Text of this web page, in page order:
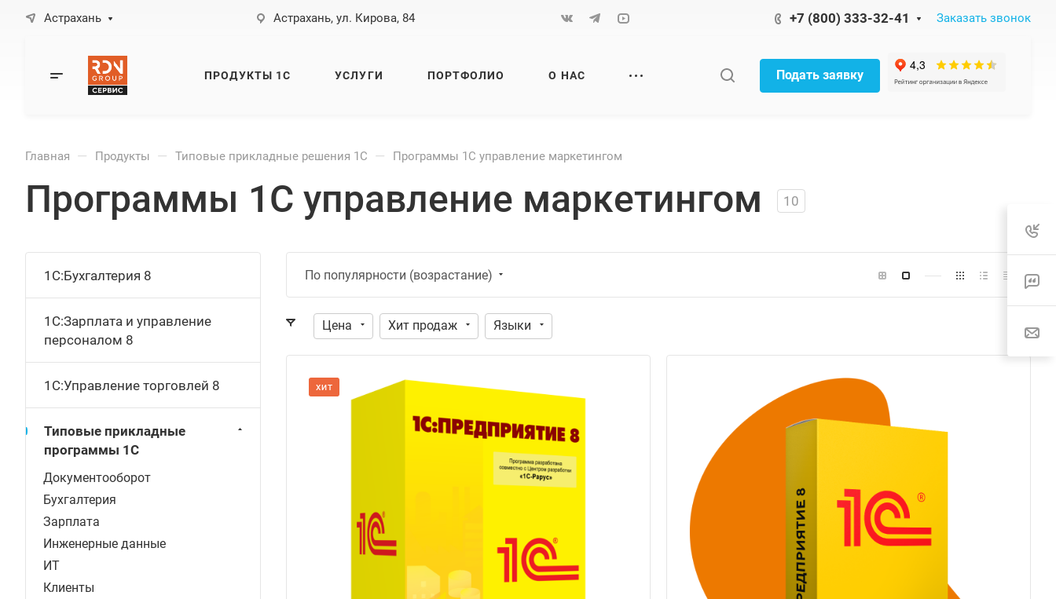
Астрахань Астрахань, ул. Кирова, 84 +7 (800) 333-32-41 Заказать звонок
ПРОДУКТЫ 1С УСЛУГИ ПОРТФОЛИО О НАС Подать заявку
Главная — Продукты — Типовые прикладные решения 1С — Программы 1С управление маркетингом
Программы 1С управление маркетингом 10
По популярности (возрастание)
Цена Хит продаж Языки
ХИТ
1С:Бухгалтерия 8
1С:Зарплата и управление
персоналом 8
1С:Управление торговлей 8
Типовые прикладные
программы 1С
Документооборот
Бухгалтерия
Зарплата
Инженерные данные
ИТ
Клиенты